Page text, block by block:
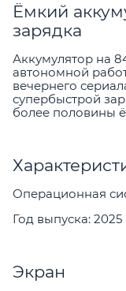
Ёмкий
зарядка
Аккумулятор на
автономной
вечернего
супербыстрой
более половины
Операционная
Год выпуска: 2025
Экран